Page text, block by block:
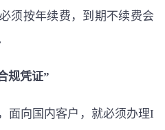
须按年续费，到期不续费会
规凭证”
面向国内客户，就必须办理I